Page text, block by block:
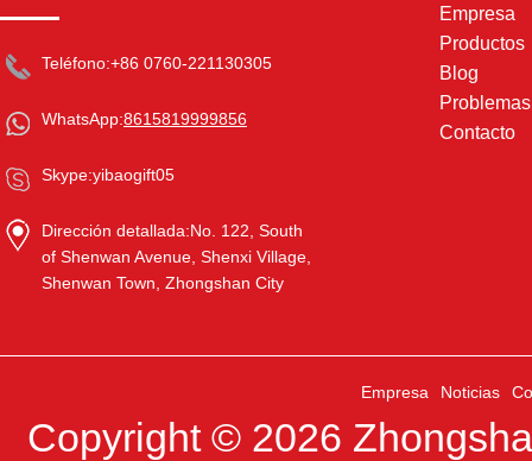
Teléfono:+86 0760-221130305
WhatsApp:8615819999856
Skype:yibaogift05
Dirección detallada:No. 122, South
of Shenwan Avenue, Shenxi Village,
Shenwan Town, Zhongshan City
Empresa
Productos
Blog
Contacto
Empresa Noticias
Copyright © 2026